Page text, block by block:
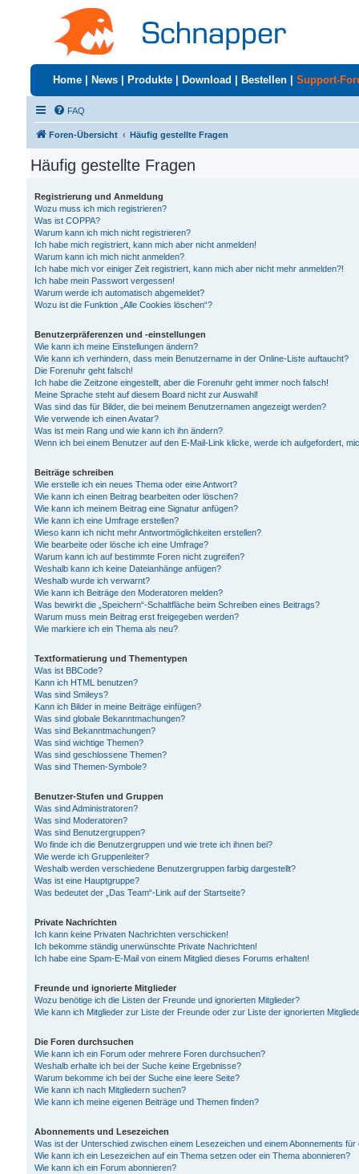
Home News Produkte Download Bestellen Support-
FAQ
Foren-Übersicht Häufig gestellte Fragen
Häufig gestellte Fragen
Registrierung und Anmeldung
Wozu muss ich mich registrieren?
Was ist COPPA?
Warum kann ich mich nicht registrieren?
Ich habe mich registriert, kann mich aber nicht anmelden!
Warum kann ich mich nicht anmelden?
Ich habe mich vor einiger Zeit registriert, kann mich aber nicht mehr anmelden?!
Ich habe mein Passwort vergessen!
Warum werde ich automatisch abgemeldet?
Wozu ist die Funktion „Alle Cookies löschen“?
Benutzerpräferenzen und -einstellungen
Wie kann ich meine Einstellungen ändern?
Wie kann ich verhindern, dass mein Benutzername in der Online-Liste auftaucht?
Die Forenuhr geht falsch!
Ich habe die Zeitzone eingestellt, aber die Forenuhr geht immer noch falsch!
Meine Sprache steht auf diesem Board nicht zur Auswahl!
Was sind das für Bilder, die bei meinem Benutzernamen angezeigt werden?
Wie verwende ich einen Avatar?
Was ist mein Rang und wie kann ich ihn ändern?
Wenn ich bei einem Benutzer auf den E-Mail-Link klicke, werde ich aufgefordert,
Beiträge schreiben
Wie erstelle ich ein neues Thema oder eine Antwort?
Wie kann ich einen Beitrag bearbeiten oder löschen?
Wie kann ich meinem Beitrag eine Signatur anfügen?
Wie kann ich eine Umfrage erstellen?
Wieso kann ich nicht mehr Antwortmöglichkeiten erstellen?
Wie bearbeite oder lösche ich eine Umfrage?
Warum kann ich auf bestimmte Foren nicht zugreifen?
Weshalb kann ich keine Dateianhänge anfügen?
Weshalb wurde ich verwarnt?
Wie kann ich Beiträge den Moderatoren melden?
Was bewirkt die „Speichern“-Schaltfläche beim Schreiben eines Beitrags?
Warum muss mein Beitrag erst freigegeben werden?
Wie markiere ich ein Thema als neu?
Textformatierung und Thementypen
Was ist BBCode?
Kann ich HTML benutzen?
Was sind Smileys?
Kann ich Bilder in meine Beiträge einfügen?
Was sind globale Bekanntmachungen?
Was sind Bekanntmachungen?
Was sind wichtige Themen?
Was sind geschlossene Themen?
Was sind Themen-Symbole?
Benutzer-Stufen und Gruppen
Was sind Administratoren?
Was sind Moderatoren?
Was sind Benutzergruppen?
Wo finde ich die Benutzergruppen und wie trete ich ihnen bei?
Wie werde ich Gruppenleiter?
Weshalb werden verschiedene Benutzergruppen farbig dargestellt?
Was ist eine Hauptgruppe?
Was bedeutet der „Das Team“-Link auf der Startseite?
Private Nachrichten
Ich kann keine Privaten Nachrichten verschicken!
Ich bekomme ständig unerwünschte Private Nachrichten!
Ich habe eine Spam-E-Mail von einem Mitglied dieses Forums erhalten!
Freunde und ignorierte Mitglieder
Wozu benötige ich die Listen der Freunde und ignorierten Mitglieder?
Wie kann ich Mitglieder zur Liste der Freunde oder zur Liste der ignorierten
Die Foren durchsuchen
Wie kann ich ein Forum oder mehrere Foren durchsuchen?
Weshalb erhalte ich bei der Suche keine Ergebnisse?
Warum bekomme ich bei der Suche eine leere Seite?
Wie kann ich nach Mitgliedern suchen?
Wie kann ich meine eigenen Beiträge und Themen finden?
Abonnements und Lesezeichen
Was ist der Unterschied zwischen einem Lesezeichen und einem Abonnements
Wie kann ich ein Lesezeichen auf ein Thema setzen oder ein Thema abonnieren?
Wie kann ich ein Forum abonnieren?